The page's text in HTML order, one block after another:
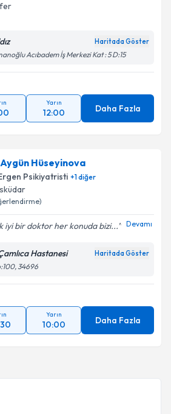
Haritada Göster
Acıbadem İş Merkezi Kat : 5 D:15
Yarın
12:00 Daha Fazla
Hüseyinova
Psikiyatristi +1diğer
iyi bir doktor her konuda bizi... Devamı
Hastanesi Haritada Göster
34696
Yarın
10:00 Daha Fazla